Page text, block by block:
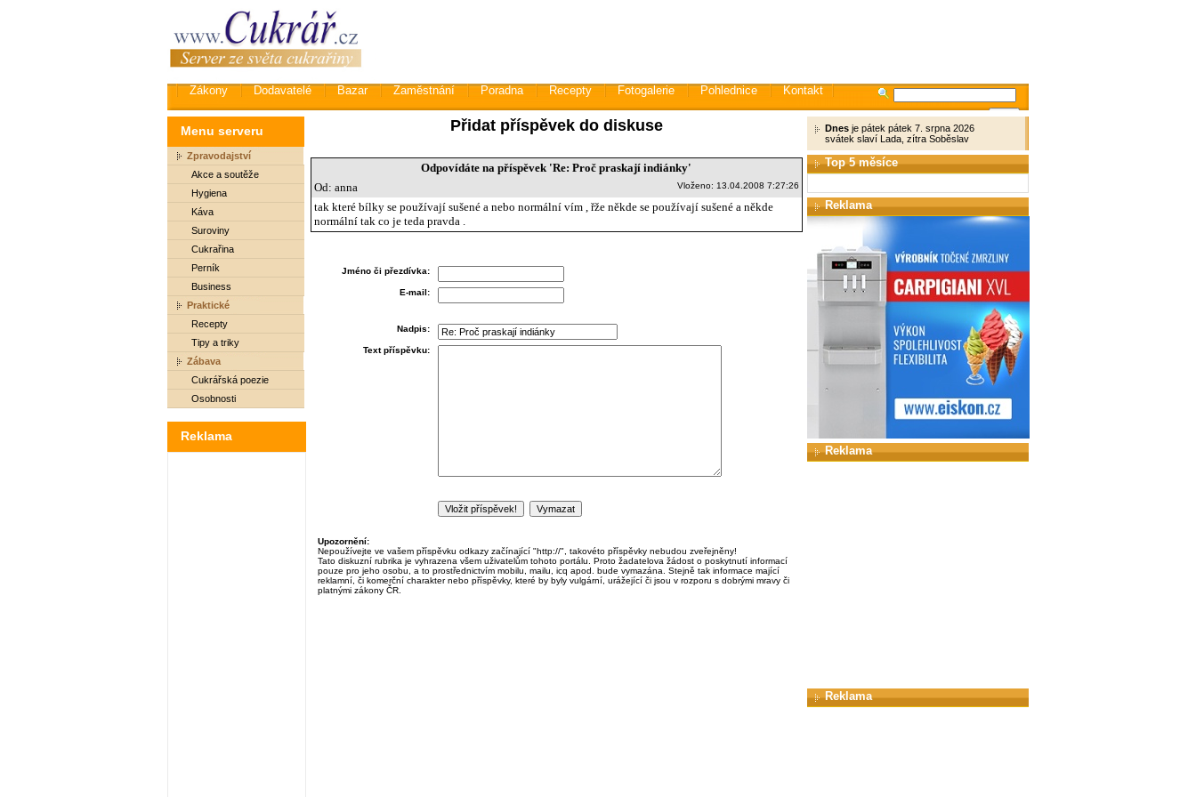
Zákony Dodavatelé Bazar Zaměstnání Poradna Recepty Fotogalerie Pohlednice Kontakt
Menu serveru
Zpravodajství
Akce a soutěže
Hygiena
Káva
Suroviny
Cukrařina
Perník
Business
Praktické
Recepty
Tipy a triky
Zábava
Cukrářská poezie
Osobnosti
Reklama
Přidat příspěvek do diskuse
Odpovídáte na příspěvek 'Re: Proč praskají indiánky'
Od: anna
Vloženo: 13.04.2008 7:27:26
tak které bílky se používají sušené a nebo normální vím , řže někde se používají sušené a někde
normální tak co je teda pravda .
Jméno či přezdívka:
E-mail:
Nadpis:
Text příspěvku:
Upozornění:
Nepoužívejte ve vašem příspěvku odkazy začínající "http://", takovéto příspěvky nebudou zveřejněny!
Tato diskuzní rubrika je vyhrazena všem uživatelům tohoto portálu. Proto žadatelova žádost o poskytnutí informací
pouze pro jeho osobu, a to prostřednictvím mobilu, mailu, icq apod. bude vymazána. Stejně tak informace mající
reklamní, či komerční charakter nebo příspěvky, které by byly vulgární, urážející či jsou v rozporu s dobrými mravy či
platnými zákony ČR.
Dnesje pátek pátek 7. srpna 2026
svátek slaví Lada, zítra Soběslav
Top 5 měsíce
Reklama
Reklama
Reklama